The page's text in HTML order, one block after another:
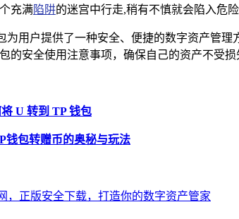
充满陷阱的迷宫中行走,稍有不慎就会陷入危险
为用户提供了一种安全、便捷的数字资产管
的安全使用注意事项，确保自己的资产不受损
U 转到 TP 钱包
钱包转赠币的奥秘与玩法